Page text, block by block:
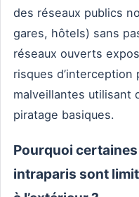
des réseaux publics
gares, hôtels) sans
réseaux ouverts
risques d’interception
malveillantes utilisant
piratage basiques.
Pourquoi
intraparis sont